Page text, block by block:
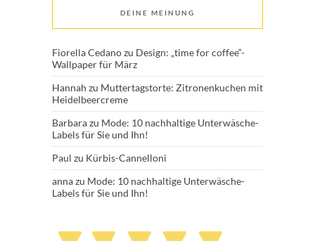
DEINE MEINUNG
Fiorella Cedanozu Design: „time for coffee“-
Wallpaper für März
Hannah zu Muttertagstorte: Zitronenkuchen mit
Heidelbeercreme
Barbarazu Mode: 10 nachhaltige Unterwäsche-
Labels für Sie und Ihn!
Paul zu Kürbis-Cannelloni
annazu Mode: 10 nachhaltige Unterwäsche-
Labels für Sie und Ihn!